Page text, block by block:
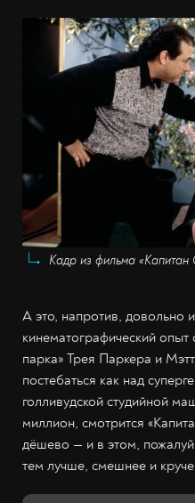
Кадр из фильма
А это, напротив, довольно
кинематографический
парка» Трея Паркера и
постебаться как над
голливудской студийной
миллион, смотрится
дёшево — и в этом,
тем лучше, смешнее и